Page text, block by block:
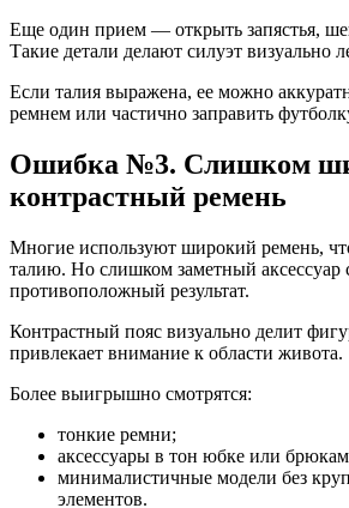
Еще один прием — открыть запястья,
Такие детали делают силуэт визуально
Если талия выражена, ее можно
ремнем или частично заправить
Ошибка №3. Слишком
контрастный ремень
Многие используют широкий ремень,
талию. Но слишком заметный аксессуар
противоположный результат.
Контрастный пояс визуально делит
привлекает внимание к области живота.
Более выигрышно смотрятся:
тонкие ремни;
аксессуары в тон юбке или
минималистичные модели без
элементов.